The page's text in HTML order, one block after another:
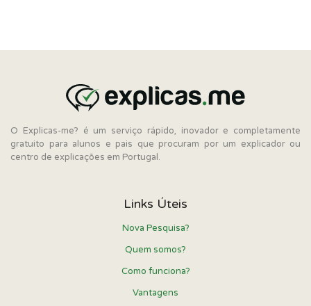
O Explicas-me? é um serviço rápido, inovador e completamente
gratuito para alunos e pais que procuram por um explicador ou
centro de explicações em Portugal.
Links Úteis
Nova Pesquisa?
Quem somos?
Como funciona?
Vantagens